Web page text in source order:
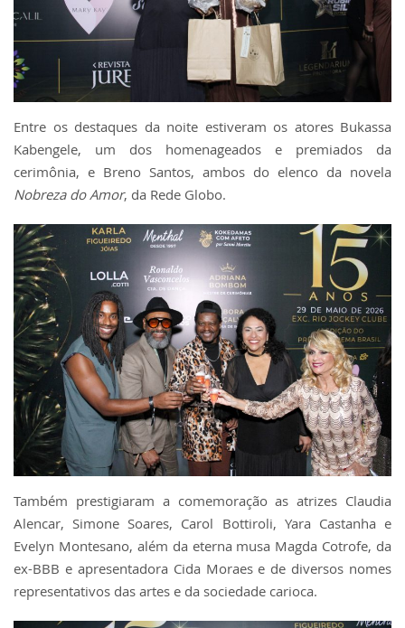
Entre os destaques da noite estiveram os atores Bukassa
Kabengele, um dos homenageados e premiados da
cerimônia, e Breno Santos, ambos do elenco da novela
Nobreza do Amor, da Rede Globo.
Também prestigiaram a comemoração as atrizes Claudia
Alencar, Simone Soares, Carol Bottiroli, Yara Castanha e
Evelyn Montesano, além da eterna musa Magda Cotrofe, da
ex-BBB e apresentadora Cida Moraes e de diversos nomes
representativos das artes e da sociedade carioca.